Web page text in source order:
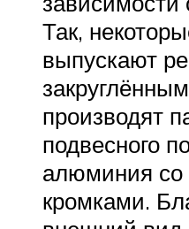
Так,
выпускают
производят
подвесного
алюминия со
кромками.